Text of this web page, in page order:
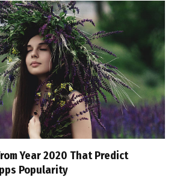
Year 2020 That Predict
Popularity